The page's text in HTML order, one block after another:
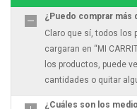
¿Puedo comprar más
Claro que sí, todos los
cargaran en “MI
los productos, puede
cantidades o quitar
¿Cuáles son los